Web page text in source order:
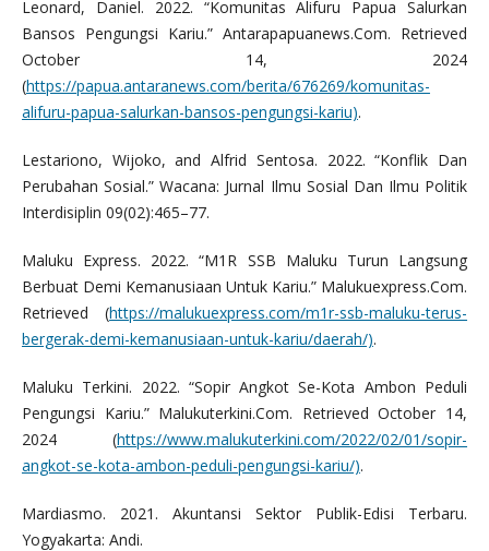
Leonard, Daniel. 2022. “Komunitas Alifuru Papua Salurkan
Bansos Pengungsi Kariu.” Antarapapuanews.Com. Retrieved
October 14, 2024
(https://papua.antaranews.com/berita/676269/komunitas-
alifuru-papua-salurkan-bansos-pengungsi-kariu).
Lestariono, Wijoko, and Alfrid Sentosa. 2022. “Konflik Dan
Perubahan Sosial.” Wacana: Jurnal Ilmu Sosial Dan Ilmu Politik
Interdisiplin 09(02):465–77.
Maluku Express. 2022. “M1R SSB Maluku Turun Langsung
Berbuat Demi Kemanusiaan Untuk Kariu.” Malukuexpress.Com.
Retrieved (https://malukuexpress.com/m1r-ssb-maluku-terus-
bergerak-demi-kemanusiaan-untuk-kariu/daerah/).
Maluku Terkini. 2022. “Sopir Angkot Se-Kota Ambon Peduli
Pengungsi Kariu.” Malukuterkini.Com. Retrieved October 14,
2024 (https://www.malukuterkini.com/2022/02/01/sopir-
angkot-se-kota-ambon-peduli-pengungsi-kariu/).
Mardiasmo. 2021. Akuntansi Sektor Publik-Edisi Terbaru.
Yogyakarta: Andi.